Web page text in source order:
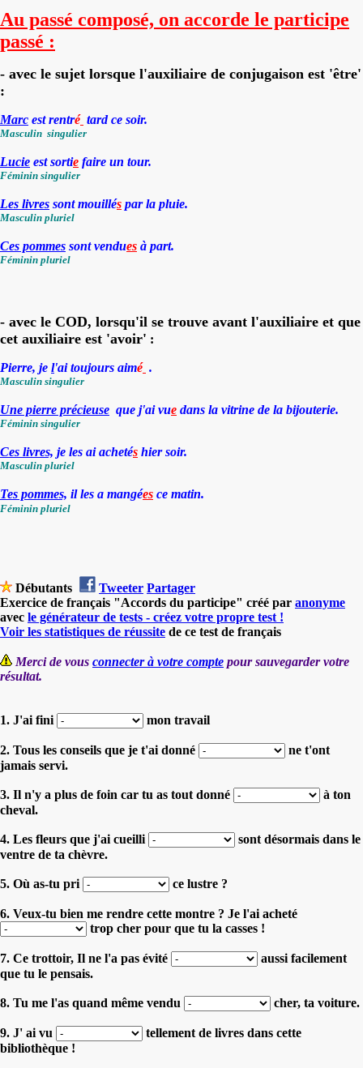
Au passé composé, on accorde le participe
passé :
- avec le sujet lorsque l'auxiliaire de conjugaison est 'être'
:
Marc est rentré tard ce soir.
Masculin singulier
Lucie est sortie faire un tour.
Féminin singulier
Les livres sont mouillés par la pluie.
Masculin pluriel
Ces pommes sont vendues à part.
Féminin pluriel
- avec le COD, lorsqu'il se trouve avant l'auxiliaire et que
cet auxiliaire est 'avoir' :
Pierre, je l'ai toujours aimé .
Masculin singulier
Une pierre précieuse que j'ai vue dans la vitrine de la bijouterie.
Féminin singulier
Ces livres, je les ai achetés hier soir.
Masculin pluriel
Tes pommes, il les a mangées ce matin.
Féminin pluriel
Débutants Tweeter Partager
Exercice de français "Accords du participe" créé par anonyme
avec le générateur de tests - créez votre propre test !
Voir les statistiques de réussite de ce test de français
Merci de vous connecter à votre compte pour sauvegarder votre
résultat.
1. J'ai fini mon travail
2. Tous les conseils que je t'ai donné
ne t'ont
jamais servi.
3. Il n'y a plus de foin car tu as tout donné
à ton
cheval.
4. Les fleurs que j'ai cueilli
sont désormais dans le
ventre de ta chèvre.
5. Où as-tu pri ce lustre ?
6. Veux-tu bien me rendre cette montre ? Je l'ai acheté
trop cher pour que tu la casses !
7. Ce trottoir, Il ne l'a pas évité
aussi facilement
que tu le pensais.
8. Tu me l'as quand même vendu cher, ta voiture.
9. J' ai vu
tellement de livres dans cette
bibliothèque !